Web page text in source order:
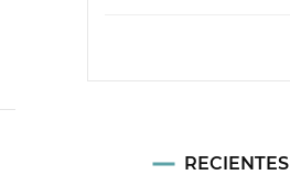
RECIENTES